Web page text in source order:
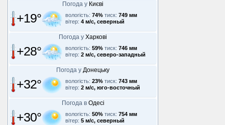
Погода у Києві
+19° вологість: 74% тиск: 749 мм
вітер: 4 м/с, северный
Погода у Харкові
+28° вологість: 59% тиск: 746 мм
вітер: 2 м/с, северо-западный
Погода у Донецьку
+32° вологість: 23% тиск: 743 мм
вітер: 2 м/с, юго-восточный
Погода в Одесі
+30° вологість: 50% тиск: 754 мм
вітер: 5 м/с, северный